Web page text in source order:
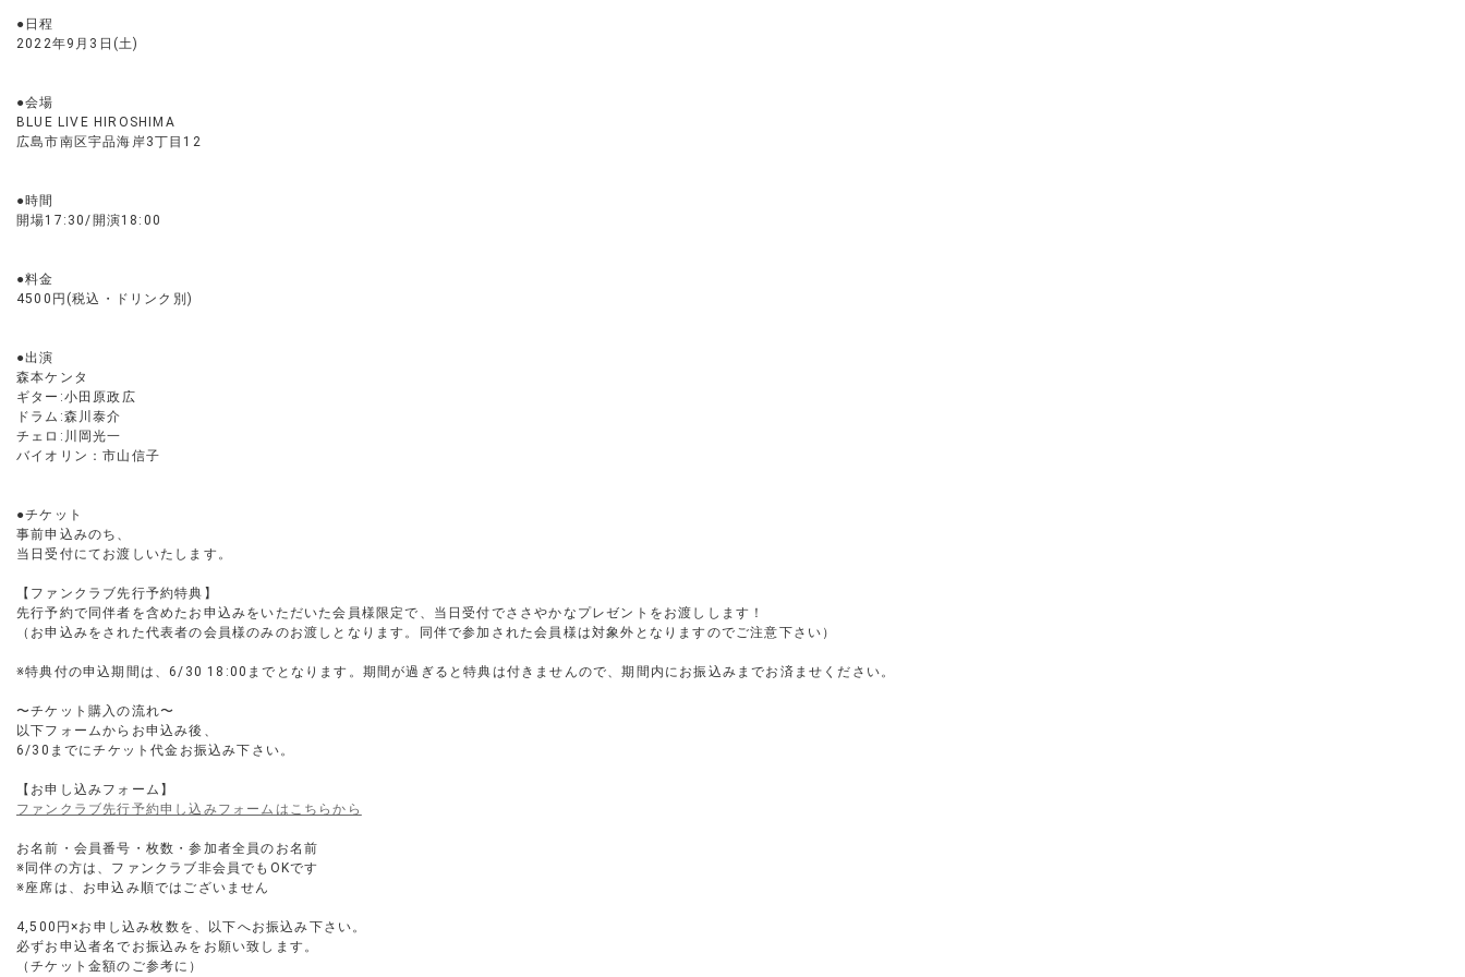
●日程
2022年9月3日(土)
●会場
BLUE LIVE HIROSHIMA
広島市南区宇品海岸3丁目12
●時間
開場17:30/開演18:00
●料金
4500円(税込・ドリンク別)
●出演
森本ケンタ
ギター:小田原政広
ドラム:森川泰介
チェロ:川岡光一
バイオリン：市山信子
●チケット
事前申込みのち、
当日受付にてお渡しいたします。
【ファンクラブ先行予約特典】
先行予約で同伴者を含めたお申込みをいただいた会員様限定で、当日受付でささやかなプレゼントをお渡しします！
（お申込みをされた代表者の会員様のみのお渡しとなります。同伴で参加された会員様は対象外となりますのでご注意下さい）
※特典付の申込期間は、6/30 18:00までとなります。期間が過ぎると特典は付きませんので、期間内にお振込みまでお済ませください。
〜チケット購入の流れ〜
以下フォームからお申込み後、
6/30までにチケット代金お振込み下さい。
【お申し込みフォーム】
ファンクラブ先行予約申し込みフォームはこちらから
お名前・会員番号・枚数・参加者全員のお名前
※同伴の方は、ファンクラブ非会員でもOKです
※座席は、お申込み順ではございません
4,500円×お申し込み枚数を、以下へお振込み下さい。
必ずお申込者名でお振込みをお願い致します。
（チケット金額のご参考に）